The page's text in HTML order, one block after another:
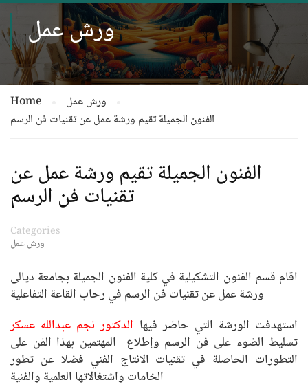
ورش عمل
Home
ورش عمل
الفنون الجميلة تقيم ورشة عمل عن تقنيات فن الرسم
الفنون الجميلة تقيم ورشة عمل عن
تقنيات فن الرسم
Categories
ورش عمل
اقام قسم الفنون التشكيلية في كلية الفنون الجميلة بجامعة ديالى
ورشة عمل عن تقنيات فن الرسم في رحاب القاعة التفاعلية
استهدفت الورشة التي حاضر فيها الدكتور نجم عبدالله عسكر
تسليط الضوء على فن الرسم وإطلاع المهتمين بهذا الفن على
التطورات الحاصلة في تقنيات الانتاج الفني فضلا عن تطور
الخامات واشتغالاتها العلمية والفنية